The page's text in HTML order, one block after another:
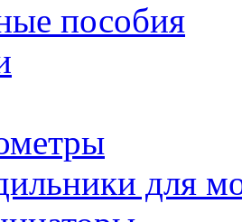
пособия
для